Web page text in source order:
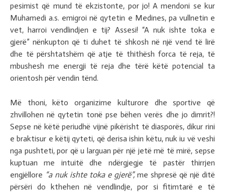
pesimist që mund të ekzistonte, por jo! A mendoni se kur
Muhamedi a.s. emigroi në qytetin e Medines, pa vullnetin e
vet, harroi vendlindjen e tij? Assesi! “A nuk ishte toka e
gjerë” nënkupton që ti duhet të shkosh në një vend të lirë
dhe të përshtatshëm që atje të thithësh forca të reja, të
mbushesh me energji të reja dhe tërë këtë potencial ta
orientosh për vendin tënd.
Më thoni, këto organizime kulturore dhe sportive që
zhvillohen në qytetin tonë pse bëhen verës dhe jo dimrit?!
Sepse në këtë periudhë vijnë pikërisht të diasporës, dikur rini
e braktisur e këtij qyteti, që derisa ishin këtu, nuk iu vë veshi
nga pushteti, por që u larguan për një jetë më të mirë, sepse
kuptuan me intuitë dhe ndërgjegje të pastër thirrjen
engjëllore “a nuk ishte toka e gjerë”,me shpresë që një ditë
përsëri do kthehen në vendlindje, por si fitimtarë e të